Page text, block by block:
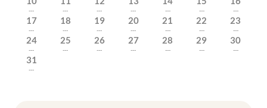
--- --- --- --- --- --- ---
17
---
18
---
19
---
20
---
21
---
22
---
23
---
24
---
25
---
26
---
27
---
28
---
29
---
30
---
31
---